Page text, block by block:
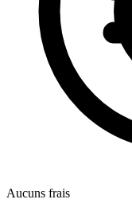
Aucuns frais